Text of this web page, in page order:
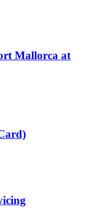
Mallorca at